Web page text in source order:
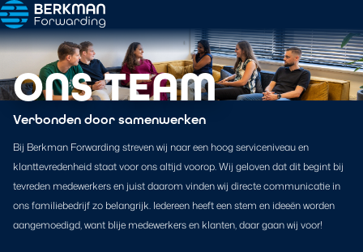
ONS TEAM
Verbonden door samenwerken
Bij Berkman Forwarding streven wij naar een hoog serviceniveau en
klanttevredenheid staat voor ons altijd voorop. Wij geloven dat dit begint bij
tevreden medewerkers en juist daarom vinden wij directe communicatie in
ons familiebedrijf zo belangrijk. Iedereen heeft een stem en ideeën worden
aangemoedigd, want blije medewerkers en klanten, daar gaan wij voor!